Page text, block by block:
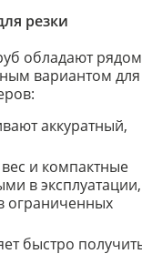
резки
обладают рядом
вариантом для
аккуратный,
и компактные
в эксплуатации,
ограниченных
быстро